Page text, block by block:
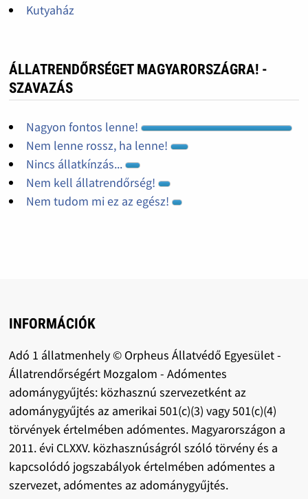
Kutyaház
ÁLLATRENDŐRSÉGET MAGYARORSZÁGRA! -
SZAVAZÁS
Nagyon fontos lenne!
Nem lenne rossz, ha lenne!
Nincs állatkínzás...
Nem kell állatrendőrség!
Nem tudom mi ez az egész!
INFORMÁCIÓK
Adó 1 állatmenhely © Orpheus Állatvédő Egyesület -
Állatrendőrségért Mozgalom - Adómentes
adománygyűjtés: közhasznú szervezetként az
adománygyűjtés az amerikai 501(c)(3) vagy 501(c)(4)
törvények értelmében adómentes. Magyarországon a
2011. évi CLXXV. közhasznúságról szóló törvény és a
kapcsolódó jogszabályok értelmében adómentes a
szervezet, adómentes az adománygyűjtés.